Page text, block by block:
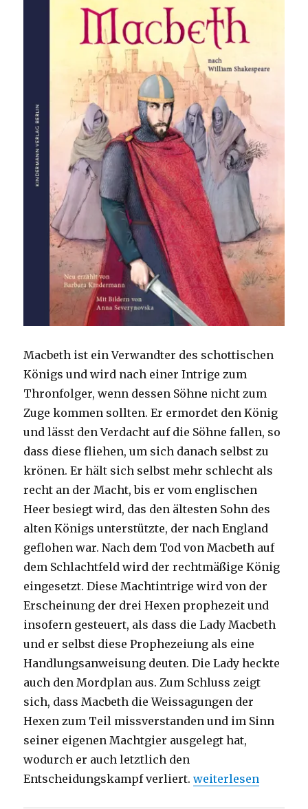
Macbeth ist ein Verwandter des schottischen
Königs und wird nach einer Intrige zum
Thronfolger, wenn dessen Söhne nicht zum
Zuge kommen sollten. Er ermordet den König
und lässt den Verdacht auf die Söhne fallen, so
dass diese fliehen, um sich danach selbst zu
krönen. Er hält sich selbst mehr schlecht als
recht an der Macht, bis er vom englischen
Heer besiegt wird, das den ältesten Sohn des
alten Königs unterstützte, der nach England
geflohen war. Nach dem Tod von Macbeth auf
dem Schlachtfeld wird der rechtmäßige König
eingesetzt. Diese Machtintrige wird von der
Erscheinung der drei Hexen prophezeit und
insofern gesteuert, als dass die Lady Macbeth
und er selbst diese Prophezeiung als eine
Handlungsanweisung deuten. Die Lady heckte
auch den Mordplan aus. Zum Schluss zeigt
sich, dass Macbeth die Weissagungen der
Hexen zum Teil missverstanden und im Sinn
seiner eigenen Machtgier ausgelegt hat,
wodurch er auch letztlich den
Entscheidungskampf verliert.„Macbeth – keine
weiterlesen